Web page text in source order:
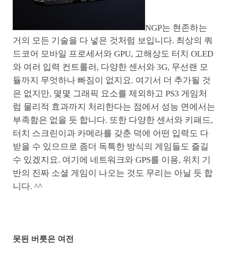
NGP는 현존하는
거의 모든 기술을 다 넣은 것처럼 보입니다. 최상의 쿼
드코어 모바일 프로세서와 GPU, 고해상도 터치 OLED
와 여러 입력 컨트롤러, 다양한 센서와 3G, 무선랜 모
듈까지 무엇하나 빠짐이 없지요. 여기서 더 추가될 것
은 없지만, 몇몇 그래픽 요소를 제외하고 PS3 게임처
럼 물리적 효과까지 처리한다는 점에서 성능 면에서는
부족함은 없을 듯 합니다. 또한 다양한 센서와 키패드,
터치 스크린이과 카메라를 갖춘 덕에 어떤 입력도 다
받을 수 있으므로 좀더 독특한 방식의 게임들도 즐길
수 있겠지요. 여기에 네트워크와 GPS를 이용, 위치 기
반의 진짜 소셜 게임이 나오는 것도 무리는 아닐 듯 합
니다. ^^
못된 버릇은 여전